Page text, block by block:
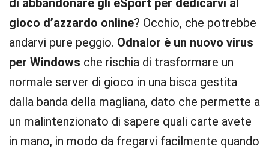
di abbandonare gli eSport per dedicarvi al
gioco d’azzardo online? Occhio, che potrebbe
andarvi pure peggio. Odnalor è un nuovo virus
per Windows che rischia di trasformare un
normale server di gioco in una bisca gestita
dalla banda della magliana, dato che permette a
un malintenzionato di sapere quali carte avete
in mano, in modo da fregarvi facilmente quando